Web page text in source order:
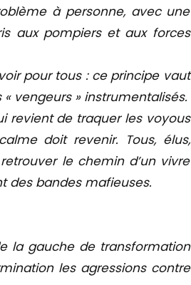
à personne, avec une
aux pompiers et aux forces
pour tous : ce principe vaut
vengeurs » instrumentalisés.
revient de traquer les voyous
doit revenir. Tous, élus,
le chemin d’un vivre
des bandes mafieuses.
la gauche de transformation
les agressions contre